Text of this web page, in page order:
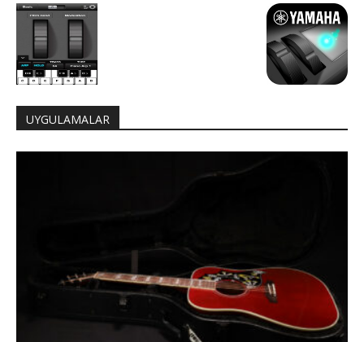
UYGULAMALAR